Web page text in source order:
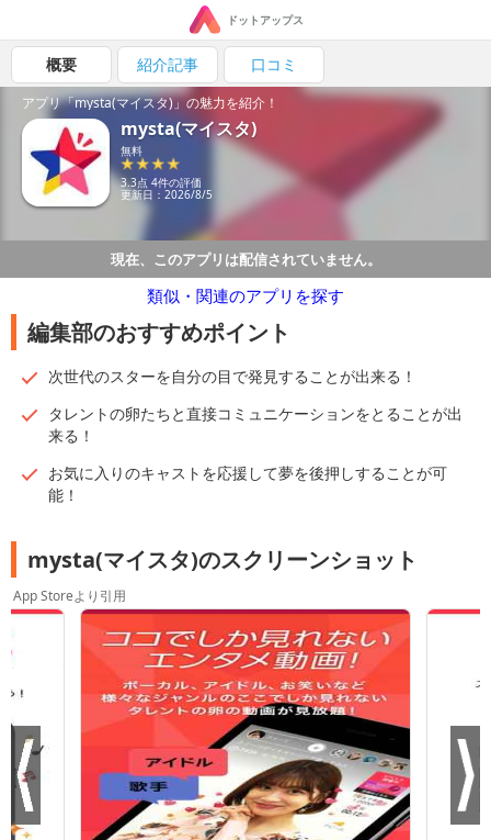
ドットアップス
概要 紹介記事 口コミ
アプリ「mysta(マイスタ)」の魅力を紹介！
mysta(マイスタ)
無料
3.3点 4件の評価
更新日：2026/8/5
現在、このアプリは配信されていません。
類似・関連のアプリを探す
編集部のおすすめポイント
次世代のスターを自分の目で発見することが出来る！
タレントの卵たちと直接コミュニケーションをとることが出
来る！
お気に入りのキャストを応援して夢を後押しすることが可
能！
mysta(マイスタ)のスクリーンショット
App Storeより引用